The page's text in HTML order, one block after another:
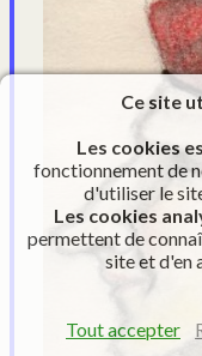
Ce site
Les cookies
fonctionnement de
d'utiliser le
Les cookies
permettent de
site et d'en
Tout accepter